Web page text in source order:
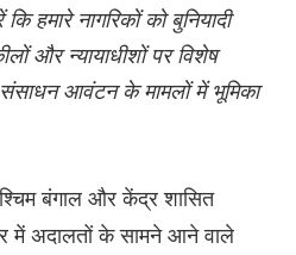
हमारे नागरिकों को बुनियादी
और न्यायाधीशों पर विशेष
आवंटन के मामलों में भूमिका
बंगाल और केंद्र शासित
में अदालतों के सामने आने वाले